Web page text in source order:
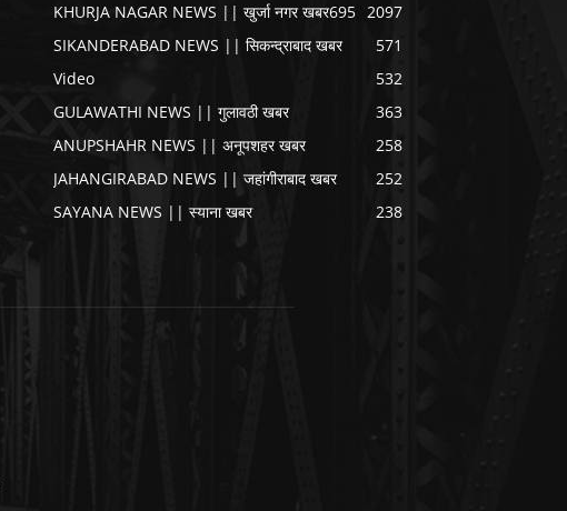
2097
KHURJA NAGAR NEWS || खुर्जा नगर खबर695
SIKANDERABAD NEWS || सिकन्द्राबाद खबर
571
Video
532
GULAWATHI NEWS || गुलावठी खबर
363
ANUPSHAHR NEWS || अनूपशहर खबर
258
JAHANGIRABAD NEWS || जहांगीराबाद खबर
252
SAYANA NEWS || स्याना खबर
238